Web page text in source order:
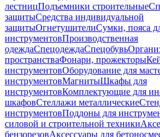
лестницПодъемники строительные
защитыСредства индивидуальной
защитыОгнетушителиСумки, пояса
инструментовПроизводственная
одеждаСпецодеждаСпецобувь
пространстваФонари, прожекторы
инструментовОборудование для
инструментовМагнитыШкафы для
инструментовКомплектующие для
шкафовСтеллажи металлические
инструментовПоддоны для
силовой и строительной техники
бензорезовАксессуары для